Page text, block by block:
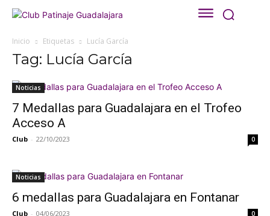
Inicio Etiquetas Lucía García
Tag: Lucía García
Noticias
7 Medallas para Guadalajara en el Trofeo
Acceso A
Club - 22/10/2023 0
Noticias
6 medallas para Guadalajara en Fontanar
Club - 04/06/2023 0